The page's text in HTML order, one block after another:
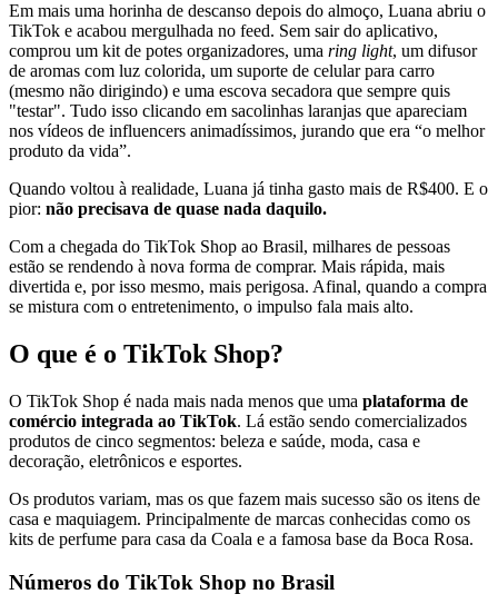
Em mais uma horinha de descanso depois do almoço, Luana abriu o
TikTok e acabou mergulhada no feed. Sem sair do aplicativo,
comprou um kit de potes organizadores, uma ring light, um difusor
de aromas com luz colorida, um suporte de celular para carro
(mesmo não dirigindo) e uma escova secadora que sempre quis
"testar". Tudo isso clicando em sacolinhas laranjas que apareciam
nos vídeos de influencers animadíssimos, jurando que era “o melhor
produto da vida”.
Quando voltou à realidade, Luana já tinha gasto mais de R$400. E o
pior: não precisava de quase nada daquilo.
Com a chegada do TikTok Shop ao Brasil, milhares de pessoas
estão se rendendo à nova forma de comprar. Mais rápida, mais
divertida e, por isso mesmo, mais perigosa. Afinal, quando a compra
se mistura com o entretenimento, o impulso fala mais alto.
O que é o TikTok Shop?
O TikTok Shop é nada mais nada menos que uma plataforma de
comércio integrada ao TikTok. Lá estão sendo comercializados
produtos de cinco segmentos: beleza e saúde, moda, casa e
decoração, eletrônicos e esportes.
Os produtos variam, mas os que fazem mais sucesso são os itens de
casa e maquiagem. Principalmente de marcas conhecidas como os
kits de perfume para casa da Coala e a famosa base da Boca Rosa.
Números do TikTok Shop no Brasil